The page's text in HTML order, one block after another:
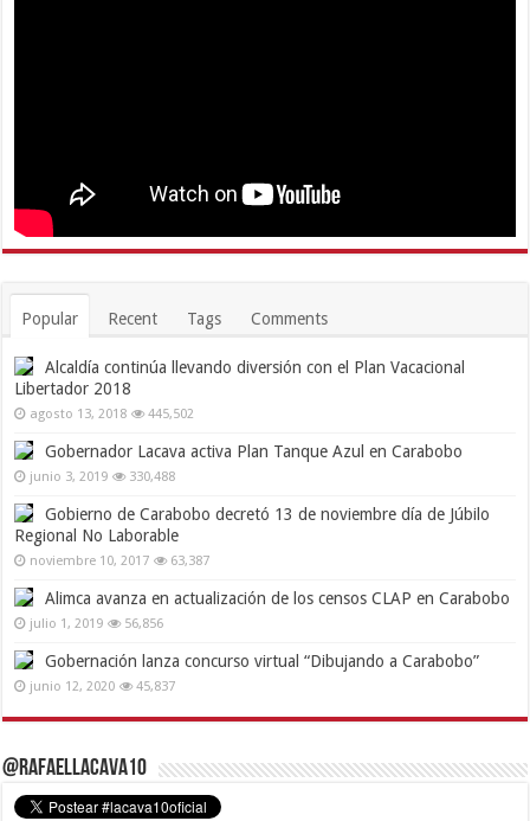
Popular Recent Tags Comments
Alcaldía continúa llevando diversión con el Plan Vacacional
Libertador 2018
agosto 13, 2018 445,502
Gobernador Lacava activa Plan Tanque Azul en Carabobo
junio 3, 2019 330,488
Gobierno de Carabobo decretó 13 de noviembre día de Júbilo
Regional No Laborable
noviembre 10, 2017 63,387
Alimca avanza en actualización de los censos CLAP en Carabobo
julio 1, 2019 56,856
Gobernación lanza concurso virtual “Dibujando a Carabobo”
junio 12, 2020 45,837
@RafaelLacava10